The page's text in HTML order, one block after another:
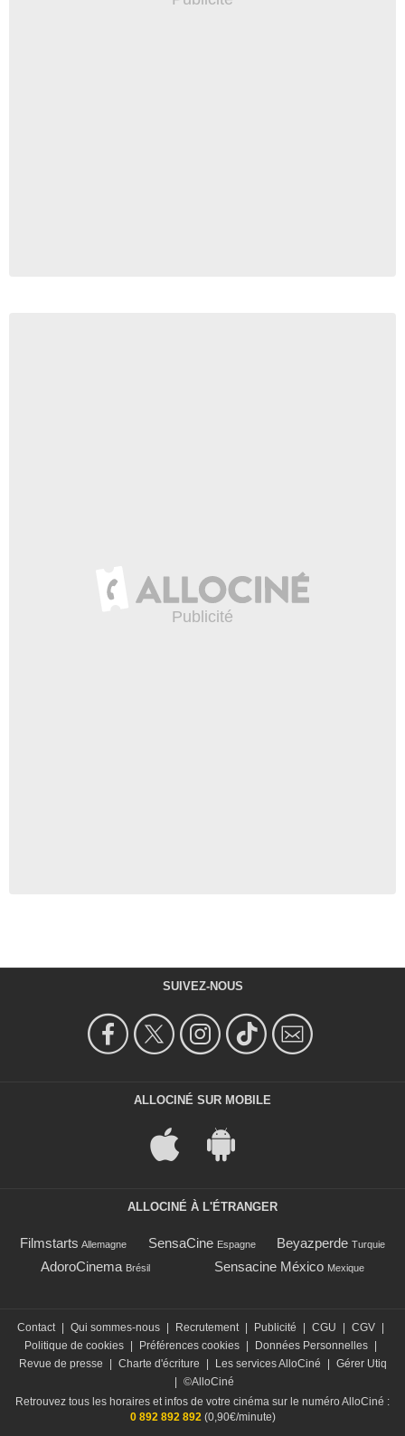
SUIVEZ-NOUS
ALLOCINÉ SUR MOBILE
ALLOCINÉ À L'ÉTRANGER
Filmstarts Allemagne SensaCine Espagne Beyazperde Turquie
AdoroCinema Brésil Sensacine México Mexique
Contact Qui sommes-nous Recrutement Publicité CGU CGV
Politique de cookies
Préférences cookies Données Personnelles
Revue de presse
Charte d'écriture Les services AlloCiné
Gérer Utiq
©AlloCiné
Retrouvez tous les horaires et infos de votre cinéma sur le numéro AlloCiné :
0 892 892 892(0,90€/minute)